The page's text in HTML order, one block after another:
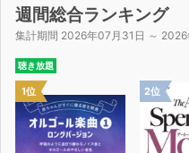
週間総合ランキング
集計期間 2026年07月31日 ～
聴き放題
1位 2位